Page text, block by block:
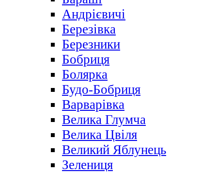
Андрієвичі
Березівка
Березники
Бобриця
Болярка
Будо-Бобриця
Варварівка
Велика Глумча
Велика Цвіля
Великий Яблунець
Зелениця